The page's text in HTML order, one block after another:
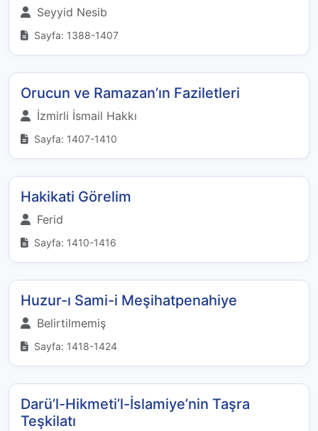
Seyyid Nesib
Sayfa: 1388-1407
Orucun ve Ramazan’ın Faziletleri
İzmirli İsmail Hakkı
Sayfa: 1407-1410
Hakikati Görelim
Ferid
Sayfa: 1410-1416
Huzur-ı Sami-i Meşihatpenahiye
Belirtilmemiş
Sayfa: 1418-1424
Darü’l-Hikmeti’l-İslamiye’nin Taşra
Teşkilatı